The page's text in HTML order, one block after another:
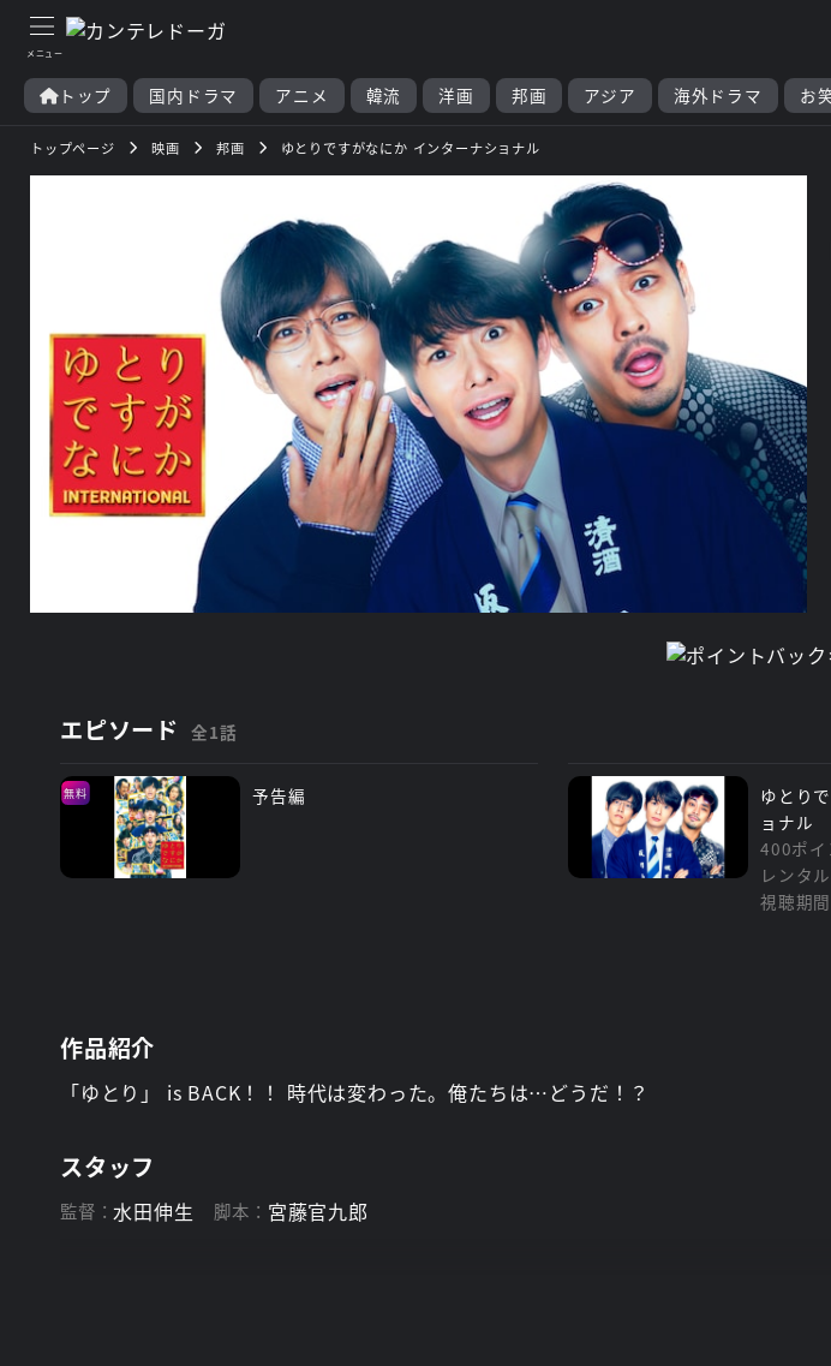
トップ 国内ドラマ アニメ 韓流 洋画 邦画 アジア 海外ドラマ お
トップページ 映画 邦画 ゆとりですがなにか インターナショナル
エピソード 全1話
無料 予告編
ゆとり
ョナル
400ポイ
レンタ
視聴期
作品紹介
「ゆとり」 is BACK！！ 時代は変わった。俺たちは…どうだ！？
スタッフ
監督：水田伸生 脚本： 宮藤官九郎